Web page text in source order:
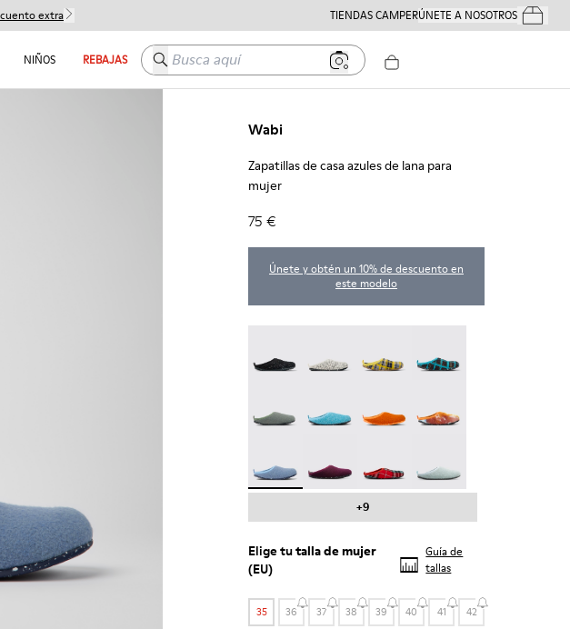
extra TIENDAS CAMPERÚNETE A NOSOTROSTus
NIÑOS REBAJAS Busca aquí
Wabi
Zapatillas de casa azules de lana para
mujer
75 €
Únete y obtén un 10% de descuento en
este modelo
+9
Elige tutalla de mujer
(EU)
Guía de
tallas
35 36 37 38 39 40 41 42